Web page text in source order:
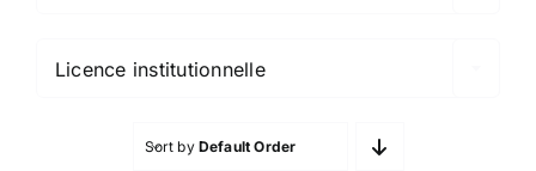
Licence institutionnelle
Sort by Default Order